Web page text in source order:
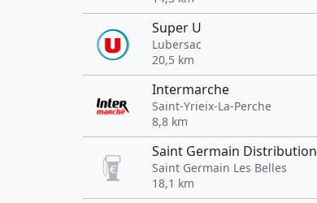
Super U
Lubersac
20,5 km
Intermarche
Saint-Yrieix-La-Perche
8,8 km
Saint Germain Distribution
Saint Germain Les Belles
18,1 km